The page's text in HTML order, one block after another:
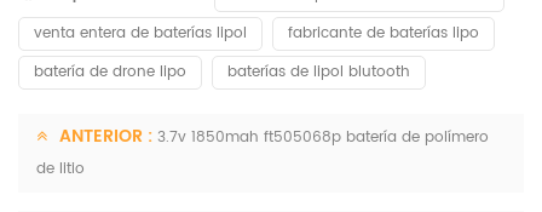
venta entera de baterías lipol
fabricante de baterías lipo
batería de drone lipo
baterías de lipol blutooth
ANTERIOR : 3.7v 1850mah ft505068p batería de polímero
de litio